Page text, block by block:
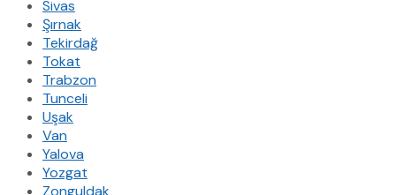
Sivas
Şırnak
Tekirdağ
Tokat
Trabzon
Tunceli
Uşak
Van
Yalova
Yozgat
Zonguldak